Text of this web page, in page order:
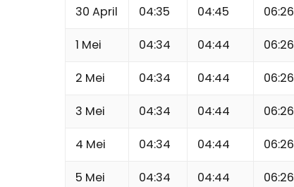
30 April 04:35 04:45 06:26
1 Mei 04:34 04:44 06:26
2 Mei 04:34 04:44 06:26
3 Mei 04:34 04:44 06:26
4 Mei 04:34 04:44 06:26
5 Mei 04:34 04:44 06:26